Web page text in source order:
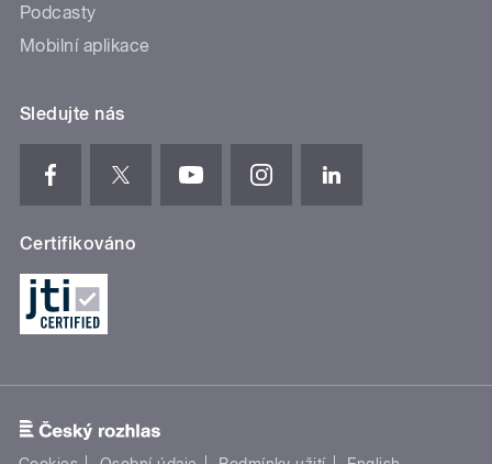
Podcasty
Mobilní aplikace
Sledujte nás
Certifikováno